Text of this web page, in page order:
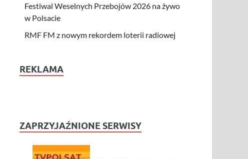
Festiwal Weselnych Przebojów 2026 na żywo
w Polsacie
RMF FM z nowym rekordem loterii radiowej
REKLAMA
ZAPRZYJAŹNIONE SERWISY